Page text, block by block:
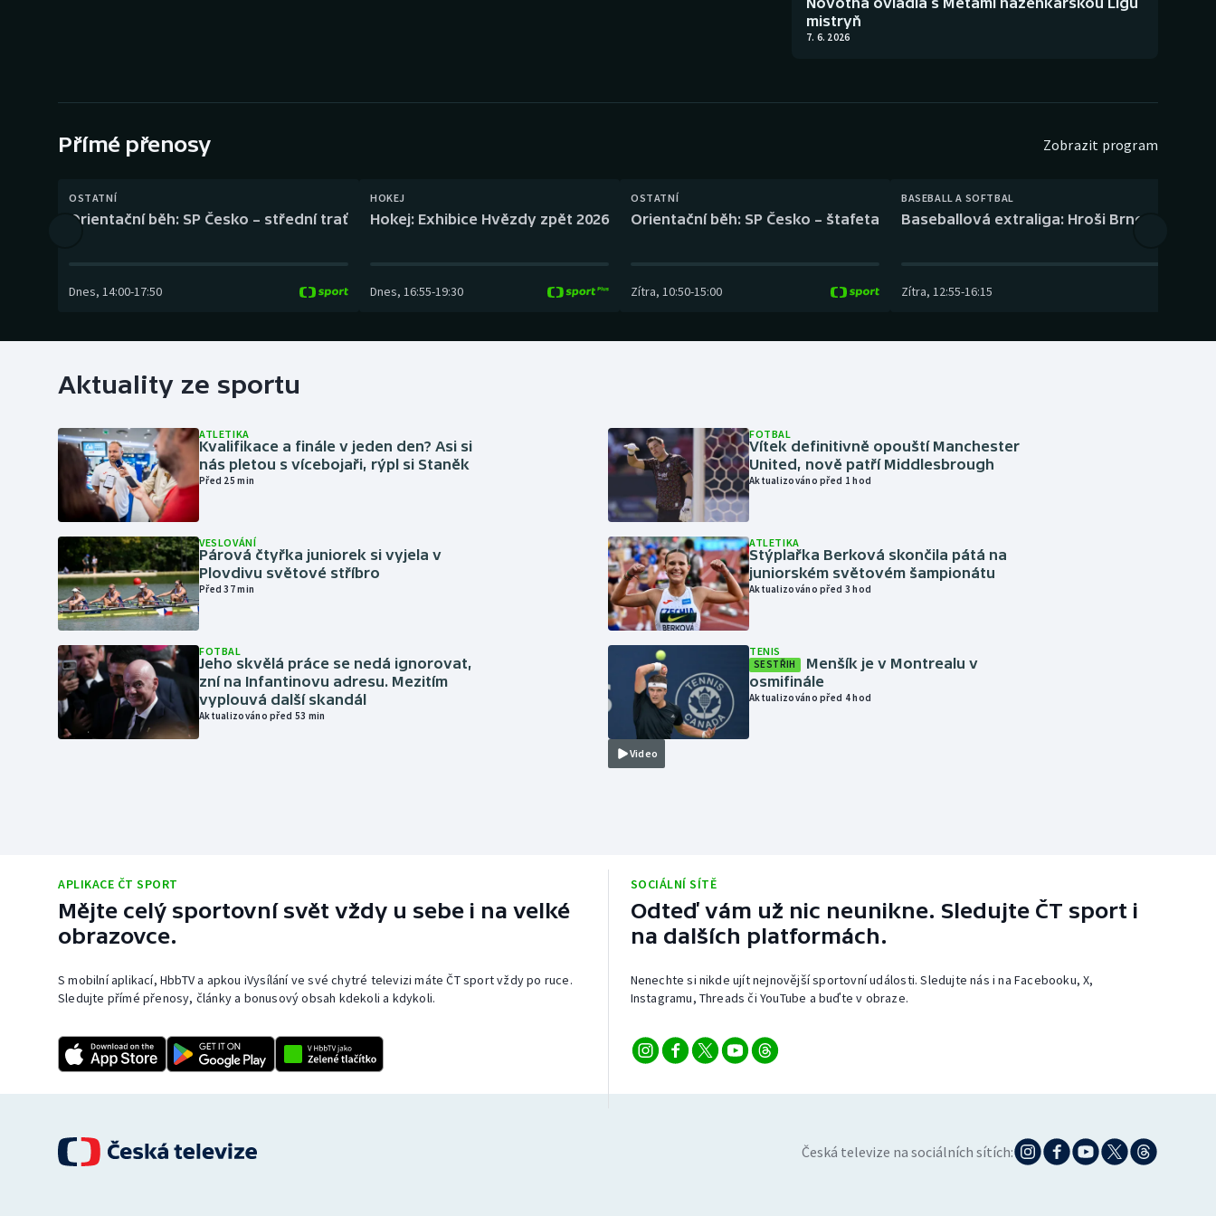
Gymnastika Plážový volejbal
mistryň
7. 6. 2026
Přímé přenosy Zobrazit program
OSTATNÍ
Orientační běh: SP Česko – střední trať
Dnes, 14:00-17:50
HOKEJ
Hokej: Exhibice Hvězdy zpět 2026
Dnes, 16:55-19:30
OSTATNÍ
Orientační běh: SP Česko – štafeta
Zítra, 10:50-15:00
BASEBALL A SOFTBAL
Baseballová extraliga: Hroši Brno – Eagles
Zítra, 12:55-16:15
Aktuality ze sportu
ATLETIKA
Kvalifikace a finále v jeden den? Asi si
nás pletou s vícebojaři, rýpl si Staněk
Před 25 min
VESLOVÁNÍ
Párová čtyřka juniorek si vyjela v
Plovdivu světové stříbro
Před 37 min
FOTBAL
Jeho skvělá práce se nedá ignorovat,
zní na Infantinovu adresu. Mezitím
vyplouvá další skandál
Aktualizováno před 53 min
FOTBAL
Vítek definitivně opouští Manchester
United, nově patří Middlesbrough
Aktualizováno před 1 hod
ATLETIKA
Stýplařka Berková skončila pátá na
juniorském světovém šampionátu
Aktualizováno před 3 hod
Video
TENIS
SESTŘIH
Menšík je v Montrealu v
osmifinále
Aktualizováno před 4 hod
APLIKACE ČT SPORT
Mějte celý sportovní svět vždy u sebe i na velké
obrazovce.
S mobilní aplikací, HbbTV a apkou iVysílání ve své chytré televizi máte ČT sport vždy po ruce.
Sledujte přímé přenosy, články a bonusový obsah kdekoli a kdykoli.
SOCIÁLNÍ SÍTĚ
Odteď vám už nic neunikne. Sledujte ČT sport i
na dalších platformách.
Nenechte si nikde ujít nejnovější sportovní události. Sledujte nás i na Facebooku, X,
Instagramu, Threads či YouTube a buďte v obraze.
Česká televize na sociálních sítích: